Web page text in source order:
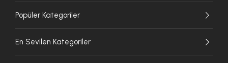
Popüler Kategoriler
En Sevilen Kategoriler